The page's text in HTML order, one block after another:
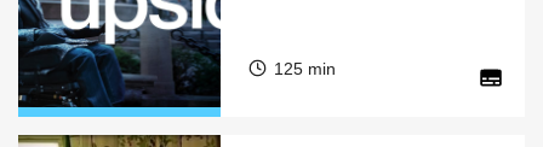
125 min